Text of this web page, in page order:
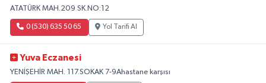
ATATÜRK MAH.209 SK.NO:12
0 (530) 635 50 65 Yol Tarifi Al
Yuva Eczanesi
YENİŞEHİR MAH. 117.SOKAK 7-9Ahastane karşısı